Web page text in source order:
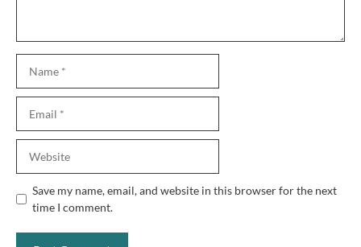
Save my name, email, and website in this browser for the next
time I comment.